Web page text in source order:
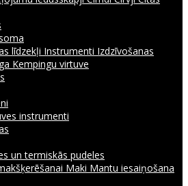
līdzekļi Instrumenti Izdzīvošanas
Kempingu virtuve
instrumenti
un termiskās pudeles
Maki Mantu iesaiņošana